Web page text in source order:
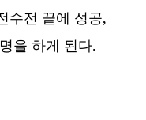
수전 끝에 성공,
을 하게 된다.